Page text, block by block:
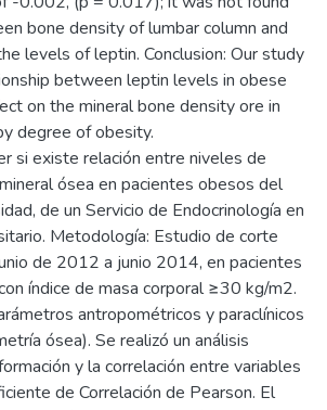
bone density of lumbar column and
levels of leptin. Conclusion: Our study
between leptin levels in obese
on the mineral bone density ore in
degree of obesity.
si existe relación entre niveles de
ósea en pacientes obesos del
de un Servicio de Endocrinología en
Metodología: Estudio de corte
de 2012 a junio 2014, en pacientes
índice de masa corporal ≥30 kg/m2.
antropométricos y paraclínicos
ósea). Se realizó un análisis
y la correlación entre variables
de Correlación de Pearson. El